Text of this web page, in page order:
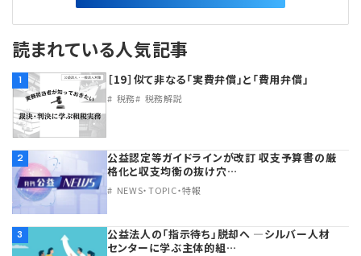
読まれている人気記事
1 ［19］似て非なる「実費弁償」と「費用弁償」
税務 税務解説
2
公益認定等ガイドラインが改訂 収支予算書の厳
格化と収支均衡の抜け穴…
NEWS・TOPIC・特報
3
公益法人の「指示待ち」脱却へ ―シルバー人材
センターに学ぶ主体的組…